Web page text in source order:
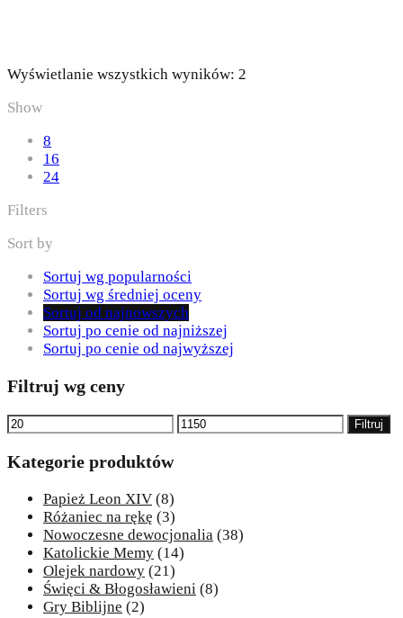
Wyświetlanie wszystkich wyników: 2
Show
8
16
24
Filters
Sort by
Sortuj wg popularności
Sortuj wg średniej oceny
Sortuj od najnowszych
Sortuj po cenie od najniższej
Sortuj po cenie od najwyższej
Filtruj wg ceny
Cena
Cena
Filtruj
Kategorie produktów
Papież Leon XIV (8)
Różaniec na rękę (3)
Nowoczesne dewocjonalia (38)
Katolickie Memy (14)
Olejek nardowy (21)
Święci & Błogosławieni (8)
Gry Biblijne (2)